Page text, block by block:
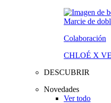
Colaboración
CHLOÉ X
DESCUBRIR
Novedades
Ver todo